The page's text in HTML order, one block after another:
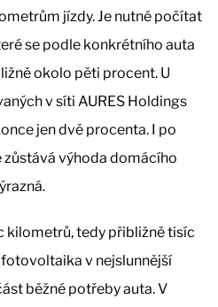
jízdy. Je nutné počítat
se podle konkrétního auta
okolo pěti procent. U
v síti AURES Holdings
jen dvě procenta. I po
výhoda domácího
kilometrů, tedy přibližně tisíc
v nejslunnější
běžné potřeby auta. V